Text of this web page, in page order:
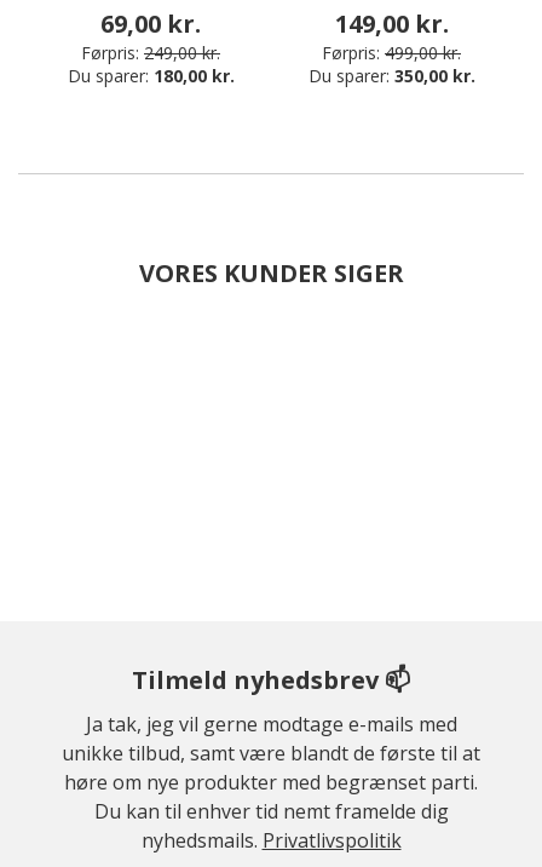
69,00 kr.
Førpris: 249,00 kr.
Du sparer: 180,00 kr.
149,00 kr.
Førpris: 499,00 kr.
Du sparer: 350,00 kr.
VORES KUNDER SIGER
Tilmeld nyhedsbrev 📫
Ja tak, jeg vil gerne modtage e-mails med
unikke tilbud, samt være blandt de første til at
høre om nye produkter med begrænset parti.
Du kan til enhver tid nemt framelde dig
nyhedsmails. Privatlivspolitik